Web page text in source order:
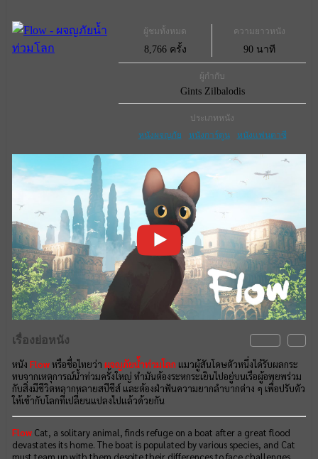
ผู้ชมทั้งหมด
8,766 ครั้ง
ความยาวหนัง
90 นาที
ผู้กำกับ
Gints Zilbalodis
ประเภทหนัง
หนังผจญภัย
หนังการ์ตูน หนังแฟนตาซี
เรื่องย่อหนัง
หนัง Flowหรือชื่อไทยว่า ผจญภัยน้ำท่วมโลก แมวผู้สันโดษตัวหนึ่งได้รับผลกระ
ทบจากเหตุการณ์นํ้าท่วมครั้งใหญ่ ทำมันต้องระหกระเยินไปอยู่บนเรือผู้อพยพร่วม
กับสิ่งมีชีวิตหลากหลายสปีชีส์ และต้องฝ่าฟันความยากลำบากต่าง ๆ เพื่อปรับตัว
ให้เข้ากับโลกที่เปลี่ยนแปลงไปแล้วด้วยกัน
Flow Cat, a solitary animal, finds refuge on a boat after a great flood
devastates its home. The boat is populated by various species, and Cat